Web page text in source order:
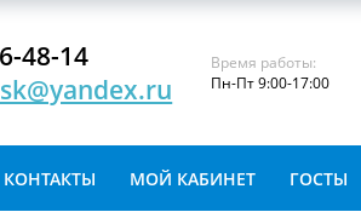
48-14
Время работы:
Пн-Пт 9:00-17:00
КОНТАКТЫ МОЙ КАБИНЕТ ГОСТЫ